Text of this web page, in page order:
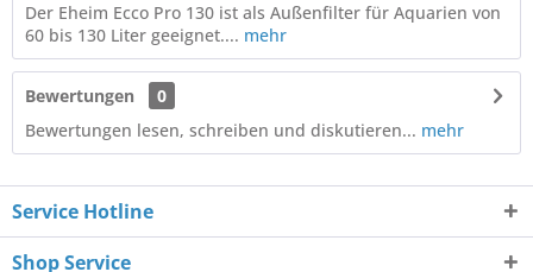
Der Eheim Ecco Pro 130 ist als Außenfilter für Aquarien von
60 bis 130 Liter geeignet.... mehr
Bewertungen
0
Bewertungen lesen, schreiben und diskutieren... mehr
Service Hotline
Shop Service